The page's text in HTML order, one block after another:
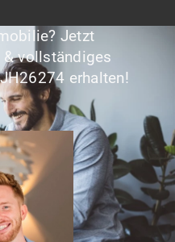
Jetzt
vollständiges
erhalten!